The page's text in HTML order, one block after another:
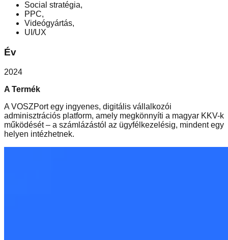
Social stratégia,
PPC,
Videógyártás,
UI/UX
Év
2024
A Termék
A VOSZPort egy ingyenes, digitális vállalkozói
adminisztrációs platform, amely megkönnyíti a magyar KKV-k
működését – a számlázástól az ügyfélkezelésig, mindent egy
helyen intézhetnek.